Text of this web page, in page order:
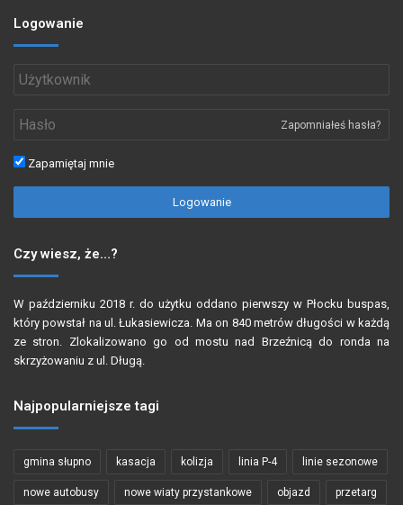
Logowanie
Zapomniałeś hasła?
Zapamiętaj mnie
Logowanie
Czy wiesz, że…?
W październiku 2018 r. do użytku oddano pierwszy w Płocku buspas,
który powstał na ul. Łukasiewicza. Ma on 840 metrów długości w każdą
ze stron. Zlokalizowano go od mostu nad Brzeźnicą do ronda na
skrzyżowaniu z ul. Długą.
Najpopularniejsze tagi
gmina słupno kasacja kolizja linia P-4 linie sezonowe
nowe autobusy nowe wiaty przystankowe objazd przetarg